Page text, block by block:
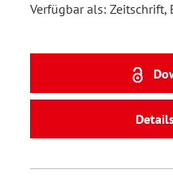
Verfügbar als: Zeitschrift,